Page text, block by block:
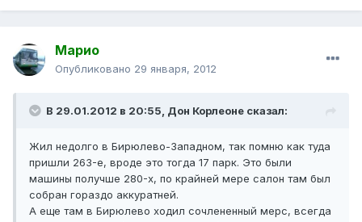
Марио
Опубликовано 29 января, 2012
В 29.01.2012 в 20:55, Дон Корлеоне сказал:
Жил недолго в Бирюлево-Западном, так помню как туда
пришли 263-е, вроде это тогда 17 парк. Это были
машины получше 280-х, по крайней мере салон там был
собран гораздо аккуратней.
А еще там в Бирюлево ходил сочлененный мерс, всегда